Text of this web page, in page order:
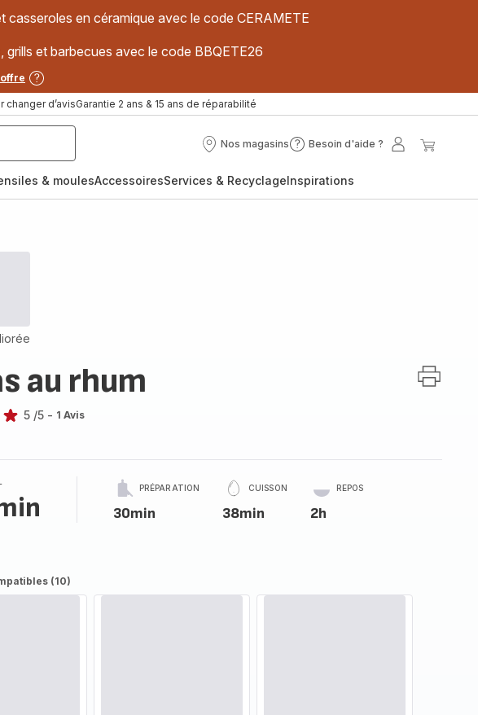
en céramique avec le code CERAMETE
et barbecues avec le code BBQETE26
changer d’avisGarantie 2 ans & 15 ans de réparabilité
Nos magasins
Nos
Besoin d'aide ?
Besoin
?
Mon
& moulesAccessoiresServices & RecyclageInspirations
au rhum
5 /5 - 1 Avis
PRÉPARATION
30min
CUISSON
38min
REPOS
2h
(10)